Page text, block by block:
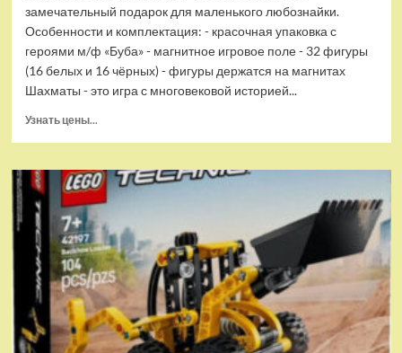
замечательный подарок для маленького любознайки.
Особенности и комплектация: - красочная упаковка с
героями м/ф «Буба» - магнитное игровое поле - 32 фигуры
(16 белых и 16 чёрных) - фигуры держатся на магнитах
Шахматы - это игра с многовековой историей...
Узнать цены...
Шахматы
магнитные
БУБА
ИГРАЕМ
ВМЕСТЕ
в
кор.2*192шт
ZY501598-
R4